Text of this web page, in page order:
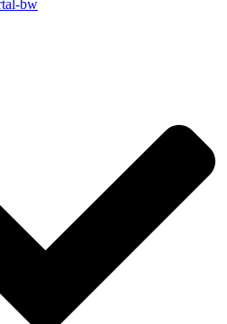
von Harald Schwiers
Harald Schwiers
Sigrid Balke
of The Länd
Rothfuss
bw